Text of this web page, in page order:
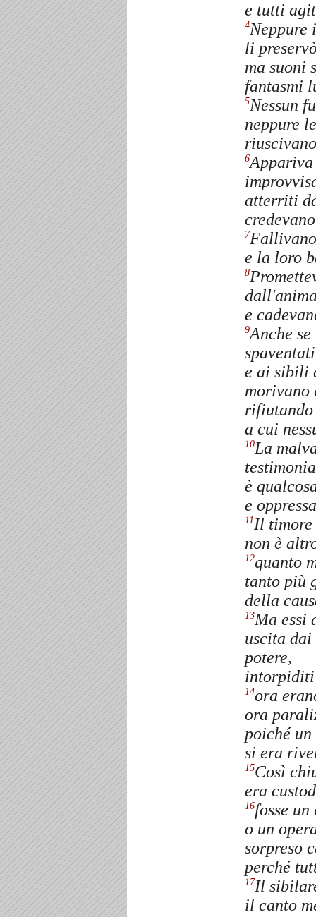
e tutti
4Neppure
li
ma suoni
fantasmi
5Nessun
neppure
6Appariva
atterriti
7
e la loro
8
e
9Anche
e ai sibili
morivano
a cui
10La
è
e
11 Il
non è
12quanto
tanto più
della
13Ma essi
uscita
potere,
intorpiditi
14ora
ora
poiché
si era
15Così
era
16fosse
o un
sorpreso
perché
17Il
il canto